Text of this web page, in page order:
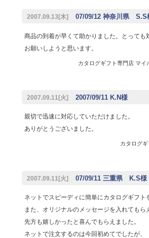
2007.09.13[木] 07/09/12 神奈川県 S.S
商品の到着が早くて助かりました。とって
お願いしようと思います。
カタログギフト専門店 マ
2007.09.11[火] 2007/09/11 K.N様
親切で迅速に対応していただけました。
ありがとうございました。
カタログ
2007.09.11[火] 07/09/11 三重県 K.S様
ネットでスピーディに簡単にカタログギフト
また、オリジナルのメッセージを入れてもら
先方も嬉しかったと喜んでもらえました。
ネットで注文するのは今回初めてでしたが、